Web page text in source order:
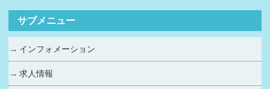
サブメニュー
インフォメーション
求人情報